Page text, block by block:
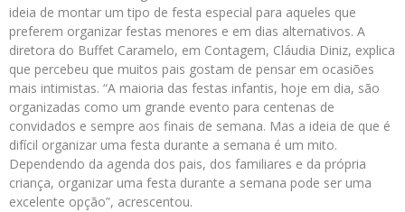
ideia de montar um tipo de festa especial para aqueles que
preferem organizar festas menores e em dias alternativos. A
diretora do Buffet Caramelo, em Contagem, Cláudia Diniz, explica
que percebeu que muitos pais gostam de pensar em ocasiões
mais intimistas. “A maioria das festas infantis, hoje em dia, são
organizadas como um grande evento para centenas de
convidados e sempre aos finais de semana. Mas a ideia de que é
difícil organizar uma festa durante a semana é um mito.
Dependendo da agenda dos pais, dos familiares e da própria
criança, organizar uma festa durante a semana pode ser uma
excelente opção”, acrescentou.